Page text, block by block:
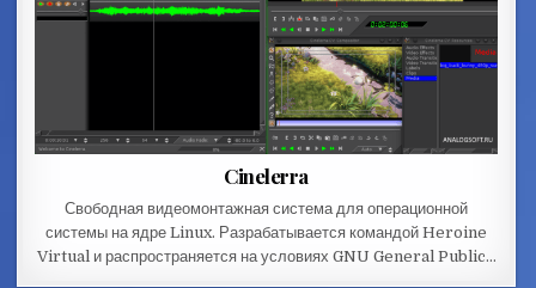
Cinelerra
Свободная видеомонтажная система для операционной
системы на ядре Linux. Разрабатывается командой Heroine
Virtual и распространяется на условиях GNU General Public…